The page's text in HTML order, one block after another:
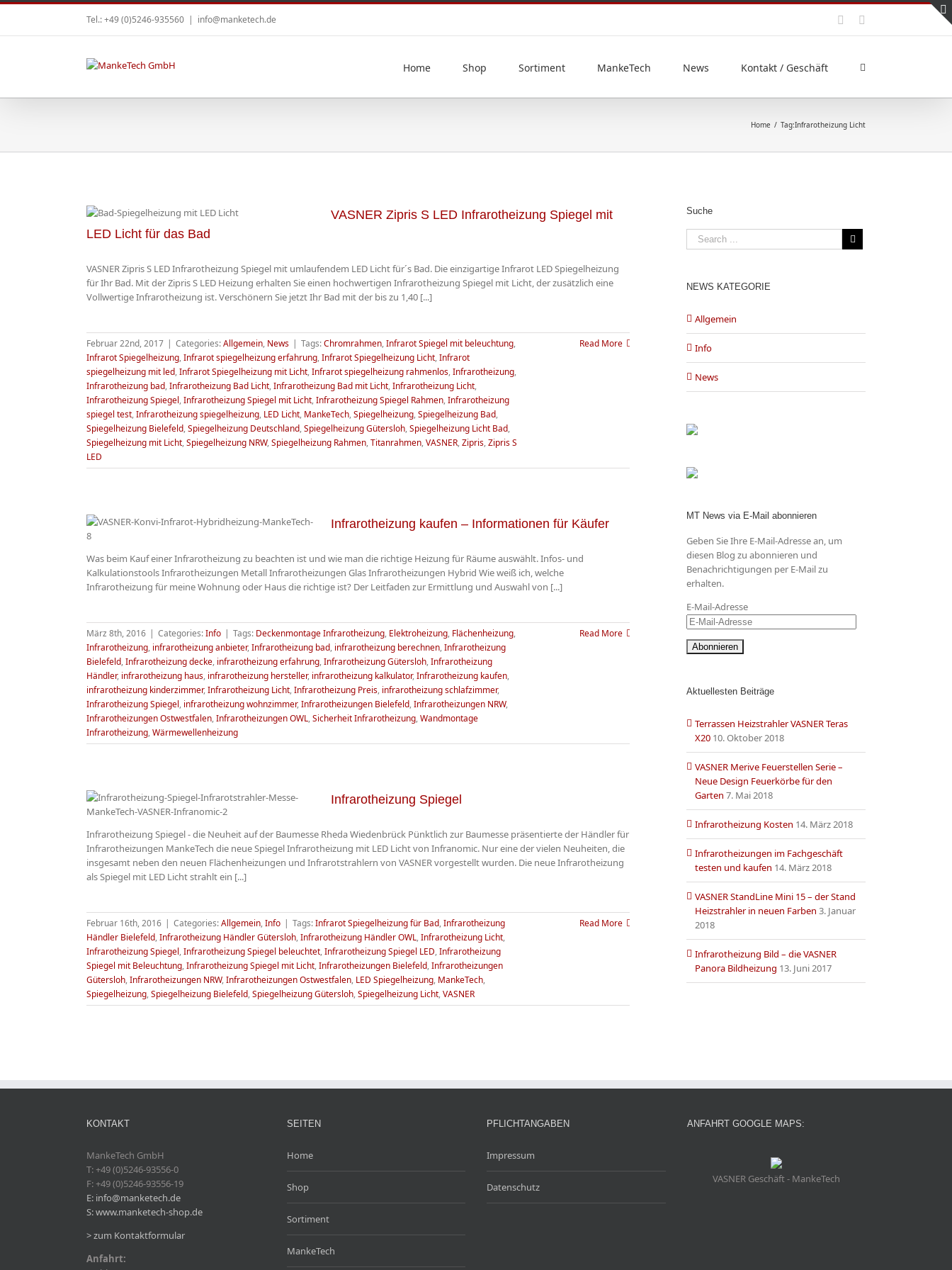
Tel.: +49 (0)5246-935560 | info@manketech.de
Home Shop Sortiment MankeTech News Kontakt / Geschäft
Home / Tag:Infrarotheizung Licht
VASNER Zipris S LED Infrarotheizung Spiegel mit
LED Licht für das Bad
VASNER Zipris S LED Infrarotheizung Spiegel mit umlaufendem LED Licht für´s Bad. Die einzigartige Infrarot LED Spiegelheizung
für Ihr Bad. Mit der Zipris S LED Heizung erhalten Sie einen hochwertigen Infrarotheizung Spiegel mit Licht, der zusätzlich eine
Vollwertige Infrarotheizung ist. Verschönern Sie jetzt Ihr Bad mit der bis zu 1,40 [...]
Februar 22nd, 2017 | Categories:Allgemein, News | Tags:Chromrahmen,Infrarot Spiegel mit beleuchtung,
Infrarot Spiegelheizung,Infrarot spiegelheizung erfahrung,Infrarot Spiegelheizung Licht,Infrarot
spiegelheizung mit led,Infrarot Spiegelheizung mit Licht,Infrarot spiegelheizung rahmenlos,Infrarotheizung,
Infrarotheizung bad,Infrarotheizung Bad Licht,Infrarotheizung Bad mit Licht,Infrarotheizung Licht,
Infrarotheizung Spiegel,Infrarotheizung Spiegel mit Licht,Infrarotheizung Spiegel Rahmen,Infrarotheizung
spiegel test,Infrarotheizung spiegelheizung, LED Licht, MankeTech,Spiegelheizung,Spiegelheizung Bad,
Spiegelheizung Bielefeld,Spiegelheizung Deutschland,Spiegelheizung Gütersloh,Spiegelheizung Licht Bad,
Spiegelheizung mit Licht,Spiegelheizung NRW,Spiegelheizung Rahmen,Titanrahmen,VASNER,Zipris,Zipris S
LED
Read More
Infrarotheizung kaufen – Informationen für Käufer
Was beim Kauf einer Infrarotheizung zu beachten ist und wie man die richtige Heizung für Räume auswählt. Infos- und
Kalkulationstools Infrarotheizungen Metall Infrarotheizungen Glas Infrarotheizungen Hybrid Wie weiß ich, welche
Infrarotheizung für meine Wohnung oder Haus die richtige ist? Der Leitfaden zur Ermittlung und Auswahl von [...]
März 8th, 2016 | Categories:Info | Tags: Deckenmontage Infrarotheizung, Elektroheizung, Flächenheizung,
Infrarotheizung, infrarotheizung anbieter,Infrarotheizung bad, infrarotheizung berechnen,Infrarotheizung
Bielefeld,Infrarotheizung decke, infrarotheizung erfahrung,Infrarotheizung Gütersloh,Infrarotheizung
Händler, infrarotheizung haus, infrarotheizung hersteller, infrarotheizung kalkulator,Infrarotheizung kaufen,
infrarotheizung kinderzimmer,Infrarotheizung Licht,Infrarotheizung Preis, infrarotheizung schlafzimmer,
Infrarotheizung Spiegel, infrarotheizung wohnzimmer,Infrarotheizungen Bielefeld,Infrarotheizungen NRW,
Infrarotheizungen Ostwestfalen,Infrarotheizungen OWL,Sicherheit Infrarotheizung,Wandmontage
Infrarotheizung,Wärmewellenheizung
Read More
Infrarotheizung Spiegel
Infrarotheizung Spiegel - die Neuheit auf der Baumesse Rheda Wiedenbrück Pünktlich zur Baumesse präsentierte der Händler für
Infrarotheizungen MankeTech die neue Spiegel Infrarotheizung mit LED Licht von Infranomic. Nur eine der vielen Neuheiten, die
insgesamt neben den neuen Flächenheizungen und Infrarotstrahlern von VASNER vorgestellt wurden. Die neue Infrarotheizung
als Spiegel mit LED Licht strahlt ein [...]
Februar 16th, 2016 | Categories:Allgemein,Info | Tags:Infrarot Spiegelheizung für Bad,Infrarotheizung
Händler Bielefeld,Infrarotheizung Händler Gütersloh,Infrarotheizung Händler OWL,Infrarotheizung Licht,
Infrarotheizung Spiegel,Infrarotheizung Spiegel beleuchtet,Infrarotheizung Spiegel LED,Infrarotheizung
Spiegel mit Beleuchtung,Infrarotheizung Spiegel mit Licht,Infrarotheizungen Bielefeld,Infrarotheizungen
Gütersloh,Infrarotheizungen NRW,Infrarotheizungen Ostwestfalen, LED Spiegelheizung, MankeTech,
Spiegelheizung,Spiegelheizung Bielefeld,Spiegelheizung Gütersloh,Spiegelheizung Licht,VASNER
Read More
Suche
NEWS KATEGORIE
Allgemein
Info
News
MT News via E-Mail abonnieren
Geben Sie Ihre E-Mail-Adresse an, um
diesen Blog zu abonnieren und
Benachrichtigungen per E-Mail zu
erhalten.
E-Mail-Adresse
Aktuellesten Beiträge
Terrassen Heizstrahler VASNER Teras
X20 10. Oktober 2018
VASNER Merive Feuerstellen Serie –
Neue Design Feuerkörbe für den
Garten 7. Mai 2018
Infrarotheizung Kosten 14. März 2018
Infrarotheizungen im Fachgeschäft
testen und kaufen 14. März 2018
VASNER StandLine Mini 15 – der Stand
Heizstrahler in neuen Farben 3. Januar
2018
Infrarotheizung Bild – die VASNER
Panora Bildheizung 13. Juni 2017
KONTAKT
MankeTech GmbH
T: +49 (0)5246-93556-0
F: +49 (0)5246-93556-19
E: info@manketech.de
S: www.manketech-shop.de
> zum Kontaktformular
Anfahrt:
SEITEN
Home
Shop
Sortiment
MankeTech
PFLICHTANGABEN
Impressum
Datenschutz
ANFAHRT GOOGLE MAPS:
VASNER Geschäft - MankeTech